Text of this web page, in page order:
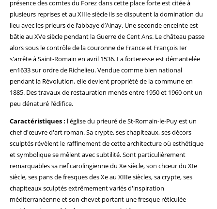
présence des comtes du Forez dans cette place forte est citée à
plusieurs reprises et au XIIIe siècle ils se disputent la domination du
lieu avec les prieurs de l’abbaye d’Ainay. Une seconde enceinte est
bâtie au XVe siècle pendant la Guerre de Cent Ans. Le château passe
alors sous le contrôle de la couronne de France et François Ier
s'arrête à Saint-Romain en avril 1536. La forteresse est démantelée
en1633 sur ordre de Richelieu. Vendue comme bien national
pendant la Révolution, elle devient propriété de la commune en
1885. Des travaux de restauration menés entre 1950 et 1960 ont un
peu dénaturé l’édifice.
Caractéristiques : l'église du prieuré de St-Romain-le-Puy est un
chef d'œuvre d'art roman. Sa crypte, ses chapiteaux, ses décors
sculptés révèlent le raffinement de cette architecture où esthétique
et symbolique se mêlent avec subtilité. Sont particulièrement
remarquables sa nef carolingienne du Xe siècle, son chœur du XIe
siècle, ses pans de fresques des Xe au XIIIe siècles, sa crypte, ses
chapiteaux sculptés extrêmement variés d'inspiration
méditerranéenne et son chevet portant une fresque réticulée